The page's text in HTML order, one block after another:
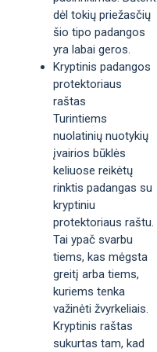
dėl tokių priežasčių
šio tipo padangos
yra labai geros.
Kryptinis padangos
protektoriaus
raštas
Turintiems
nuolatinių nuotykių
įvairios būklės
keliuose reikėtų
rinktis padangas su
kryptiniu
protektoriaus raštu.
Tai ypač svarbu
tiems, kas mėgsta
greitį arba tiems,
kuriems tenka
važinėti žvyrkeliais.
Kryptinis raštas
sukurtas tam, kad